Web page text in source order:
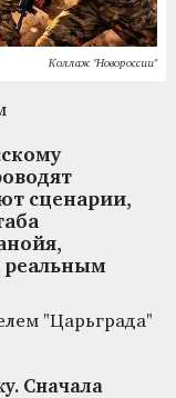
Коллаж "Новороссии"
сценарии,
реальным
"Царьграда"
Сначала